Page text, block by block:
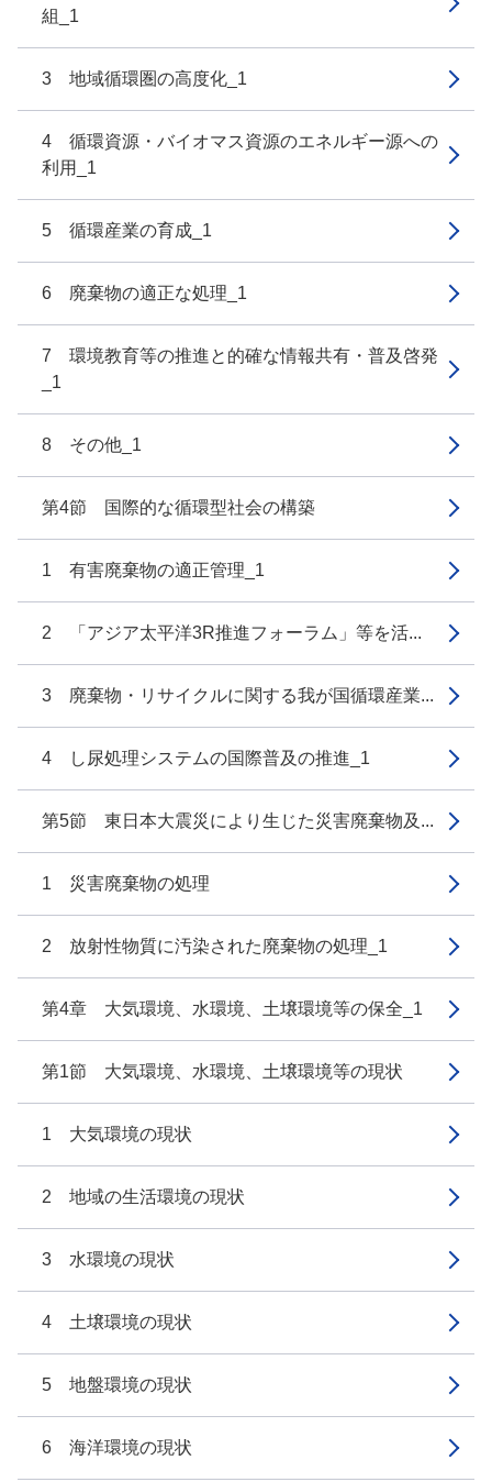
組_1
3 地域循環圏の高度化_1
4 循環資源・バイオマス資源のエネルギー源への
利用_1
5 循環産業の育成_1
6 廃棄物の適正な処理_1
7 環境教育等の推進と的確な情報共有・普及啓発
_1
8 その他_1
第4節 国際的な循環型社会の構築
1 有害廃棄物の適正管理_1
2 「アジア太平洋3R推進フォーラム」等を活...
3 廃棄物・リサイクルに関する我が国循環産業...
4 し尿処理システムの国際普及の推進_1
第5節 東日本大震災により生じた災害廃棄物及...
1 災害廃棄物の処理
2 放射性物質に汚染された廃棄物の処理_1
第4章 大気環境、水環境、土壌環境等の保全_1
第1節 大気環境、水環境、土壌環境等の現状
1 大気環境の現状
2 地域の生活環境の現状
3 水環境の現状
4 土壌環境の現状
5 地盤環境の現状
6 海洋環境の現状